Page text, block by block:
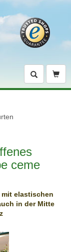
ceme
elastischen
in der Mitte